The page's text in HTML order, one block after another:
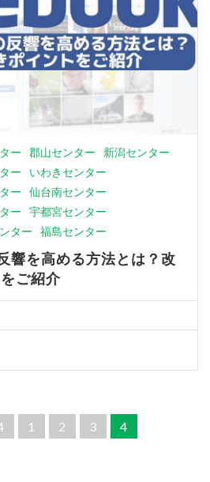
ー 郡山センター
新潟センター
ー
いわきセンター
ー
仙台南センター
ー
宇都宮センター
ター 福島センター
響を高める方法とは？改
ご紹介
1 2 3 4